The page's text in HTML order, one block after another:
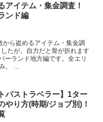
アイテム・集金調査！
ンド編
ら盗めるアイテム・集金調
たが、自力だと骨が折れます
ランド地方編です。全エリ
。 ...
パストラベラー】1ター
やり方(時期/ジョブ別)！